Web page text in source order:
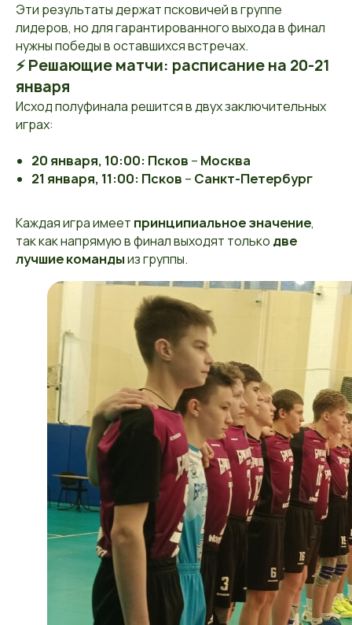
Эти результаты держат псковичей в группе
лидеров, но для гарантированного выхода в финал
нужны победы в оставшихся встречах.
⚡ Решающие матчи: расписание на 20-21
января
Исход полуфинала решится в двух заключительных
играх:
20 января, 10:00: Псков – Москва
21 января, 11:00: Псков – Санкт-Петербург
Каждая игра имеет принципиальное значение,
так как напрямую в финал выходят только две
лучшие командыиз группы.